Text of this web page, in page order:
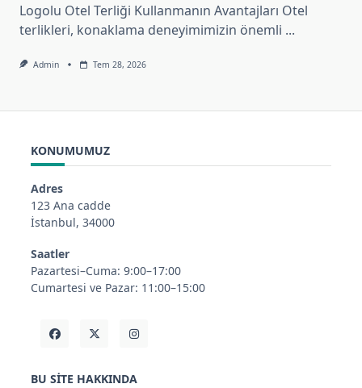
Logolu Otel Terliği Kullanmanın Avantajları Otel
terlikleri, konaklama deneyimimizin önemli ...
Admin Tem 28, 2026
KONUMUMUZ
Adres
123 Ana cadde
İstanbul, 34000
Saatler
Pazartesi–Cuma: 9:00–17:00
Cumartesi ve Pazar: 11:00–15:00
BU SITE HAKKINDA